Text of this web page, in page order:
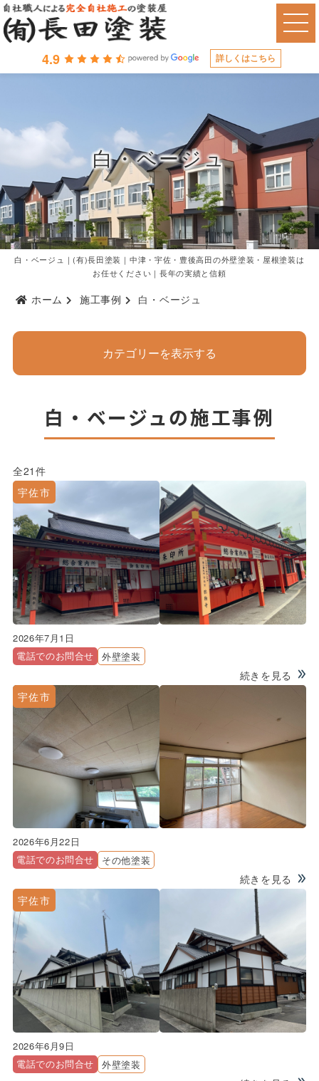
4.9 詳しくはこちら
白・ベージュ
白・ベージュ｜(有)長田塗装｜中津・宇佐・豊後高田の外壁塗装・屋根塗装は
お任せください｜長年の実績と信頼
ホーム 施工事例 白・ベージュ
カテゴリーを表示する
白・ベージュの施工事例
全21件
宇佐市
2026年7月1日
電話でのお問合せ
外壁塗装
続きを見る
宇佐市
2026年6月22日
電話でのお問合せ
その他塗装
続きを見る
宇佐市
2026年6月9日
電話でのお問合せ
外壁塗装